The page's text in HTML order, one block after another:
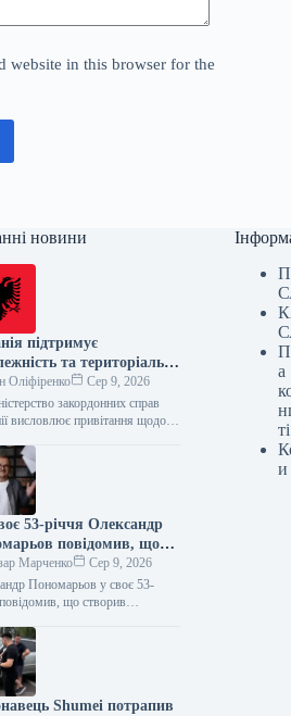
website in this browser for the
новини
підтримує
та територіальну
України, а також
Косова, – заявило
візиту
Оліфіренко
Сер 9, 2026
закордонних справ
висловлює привітання щодо
Зеленського до Сербії,
свою позицію щодо…
53-річчя Олександр
повідомив, що
пригодницьку
Марченко
Сер 9, 2026
Пономарьов у своє 53-
що створив
Підпишіться на нас в
додати зараз Відомий…
Shumei потрапив
а
ті
и